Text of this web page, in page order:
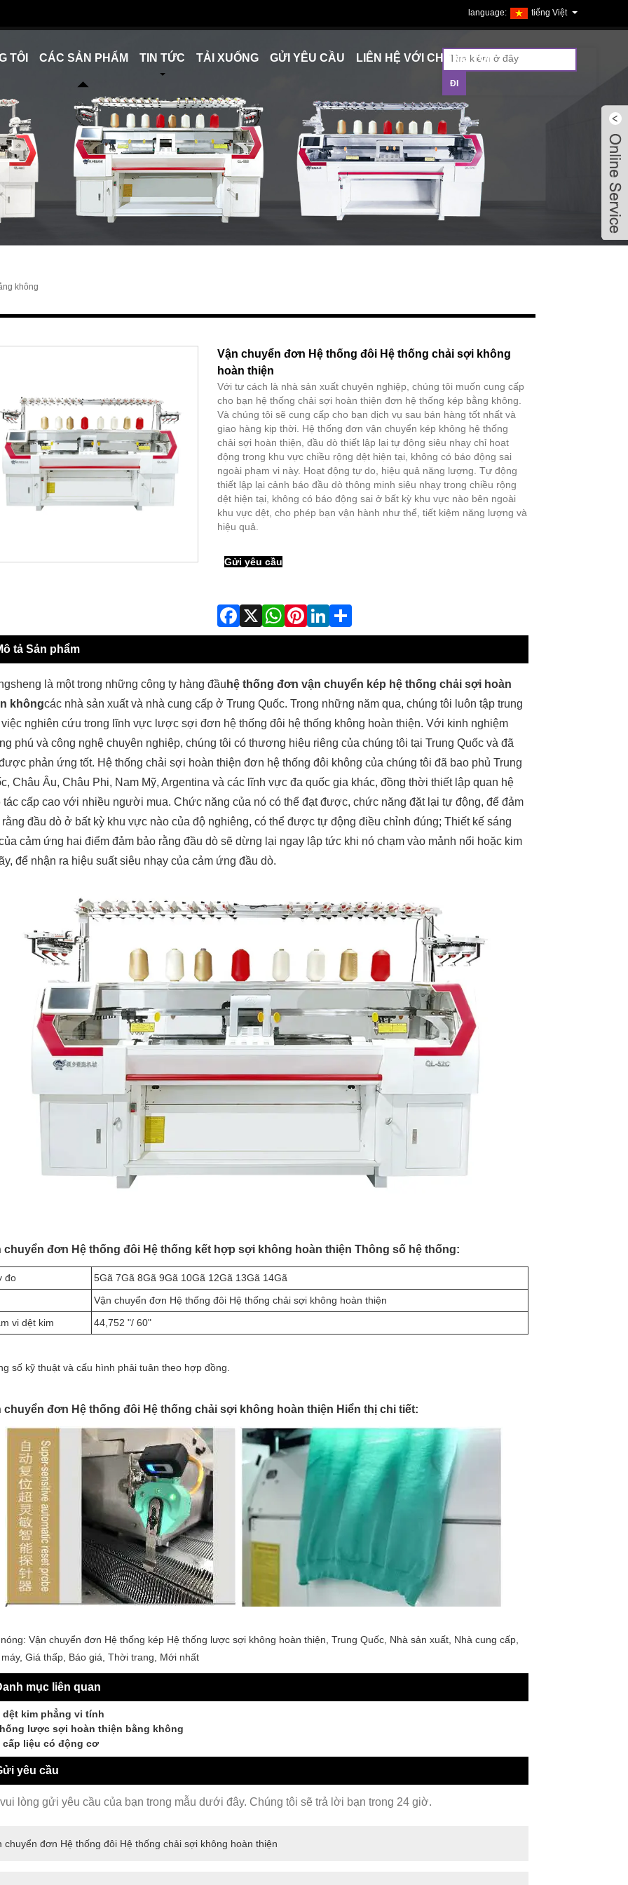
tiếng Việt
TÔI CÁC SẢN PHẨM TIN TỨC TẢI XUỐNG GỬI YÊU CẦU LIÊN HỆ VỚI CHÚNG TÔI
không
Vận chuyển đơn Hệ thống đôi Hệ thống chải sợi không
hoàn thiện
Với tư cách là nhà sản xuất chuyên nghiệp, chúng tôi muốn cung cấp
cho bạn hệ thống chải sợi hoàn thiện đơn hệ thống kép bằng không.
Và chúng tôi sẽ cung cấp cho bạn dịch vụ sau bán hàng tốt nhất và
giao hàng kịp thời. Hệ thống đơn vận chuyển kép không hệ thống
chải sợi hoàn thiện, đầu dò thiết lập lại tự động siêu nhạy chỉ hoạt
động trong khu vực chiều rộng dệt hiện tại, không có báo động sai
ngoài phạm vi này. Hoạt động tự do, hiệu quả năng lượng. Tự động
thiết lập lại cảnh báo đầu dò thông minh siêu nhạy trong chiều rộng
dệt hiện tại, không có báo động sai ở bất kỳ khu vực nào bên ngoài
khu vực dệt, cho phép bạn vận hành như thể, tiết kiệm năng lượng và
hiệu quả.
Gửi yêu cầu
tả Sản phẩm
là một trong những công ty hàng đầu hệ thống đơn vận chuyển kép hệ thống chải sợi hoàn
khôngcác nhà sản xuất và nhà cung cấp ở Trung Quốc. Trong những năm qua, chúng tôi luôn tập trung
nghiên cứu trong lĩnh vực lược sợi đơn hệ thống đôi hệ thống không hoàn thiện. Với kinh nghiệm
phú và công nghệ chuyên nghiệp, chúng tôi có thương hiệu riêng của chúng tôi tại Trung Quốc và đã
phản ứng tốt. Hệ thống chải sợi hoàn thiện đơn hệ thống đôi không của chúng tôi đã bao phủ Trung
Châu Âu, Châu Phi, Nam Mỹ, Argentina và các lĩnh vực đa quốc gia khác, đồng thời thiết lập quan hệ
tác cấp cao với nhiều người mua. Chức năng của nó có thể đạt được, chức năng đặt lại tự động, để đảm
rằng đầu dò ở bất kỳ khu vực nào của độ nghiêng, có thể được tự động điều chỉnh đúng; Thiết kế sáng
cảm ứng hai điểm đảm bảo rằng đầu dò sẽ dừng lại ngay lập tức khi nó chạm vào mảnh nổi hoặc kim
để nhận ra hiệu suất siêu nhạy của cảm ứng đầu dò.
chuyển đơn Hệ thống đôi Hệ thống kết hợp sợi không hoàn thiện Thông số hệ thống:
đo
5Gã 7Gã 8Gã 9Gã 10Gã 12Gã 13Gã 14Gã
Vận chuyển đơn Hệ thống đôi Hệ thống chải sợi không hoàn thiện
vi dệt kim
44,752 "/ 60"
số kỹ thuật và cấu hình phải tuân theo hợp đồng.
chuyển đơn Hệ thống đôi Hệ thống chải sợi không hoàn thiện Hiển thị chi tiết:
Vận chuyển đơn Hệ thống kép Hệ thống lược sợi không hoàn thiện, Trung Quốc, Nhà sản xuất, Nhà cung cấp,
máy, Giá thấp, Báo giá, Thời trang, Mới nhất
mục liên quan
dệt kim phẳng vi tính
lược sợi hoàn thiện bằng không
cấp liệu có động cơ
yêu cầu
lòng gửi yêu cầu của bạn trong mẫu dưới đây. Chúng tôi sẽ trả lời bạn trong 24 giờ.